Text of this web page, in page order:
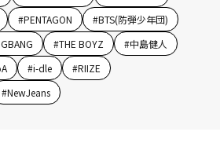
#PENTAGON #BTS(防弾少年団)
#THE BOYZ #中島健人
#i-dle #RIIZE
#NewJeans